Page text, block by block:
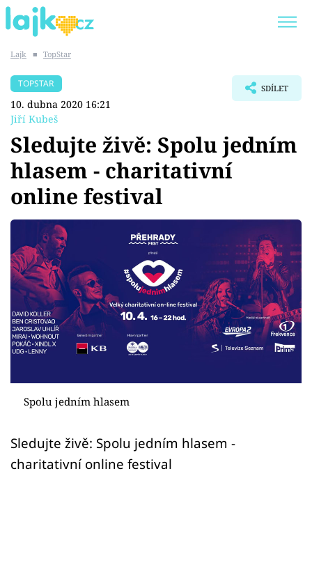
SHOPAHOLICADEL
Témata
Showbyznys
Youtubeři
Virály
Sex a vztahy
Videa
Sledujte prima+
Lajk ■ TopStar
TOPSTAR
10. dubna 2020 16:21
Jiří Kubeš
SDÍLET
Sledujte živě: Spolu jedním
hlasem - charitativní
online festival
Spolu jedním hlasem
Sledujte živě: Spolu jedním hlasem -
charitativní online festival